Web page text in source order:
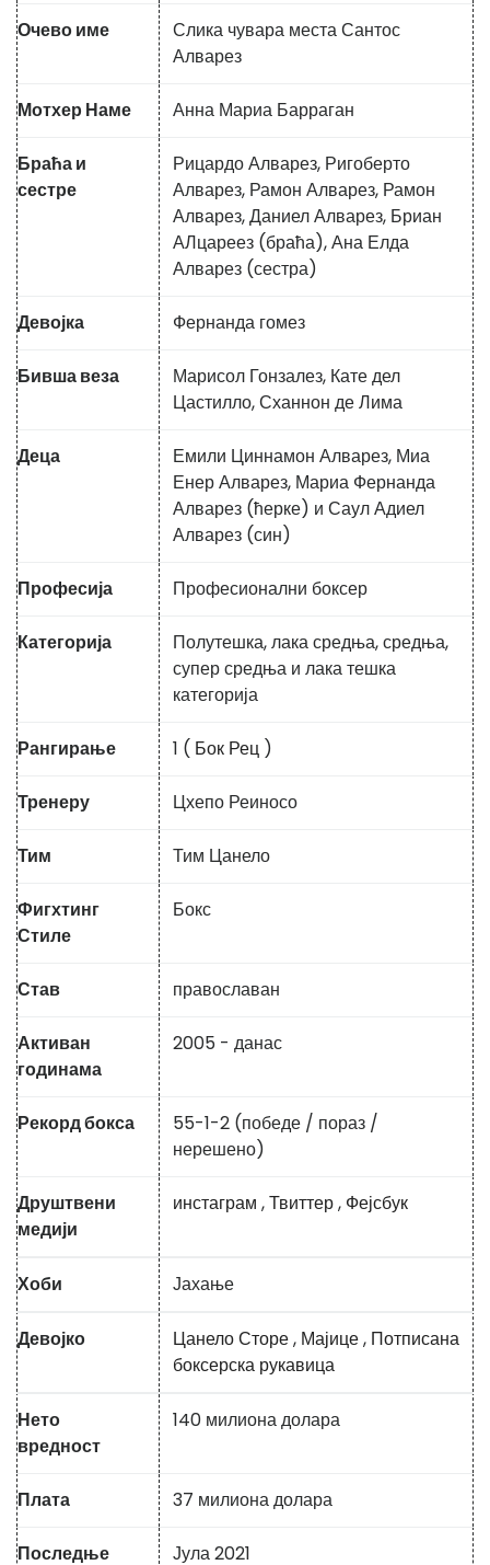
Очево име
Слика чувара места Сантос
Алварез
Мотхер Наме Анна Мариа Барраган
Браћа и
сестре
Рицардо Алварез, Ригоберто
Алварез, Рамон Алварез, Рамон
Алварез, Даниел Алварез, Бриан
АЛцареез (браћа), Ана Елда
Алварез (сестра)
Девојка Фернанда гомез
Бивша веза
Марисол Гонзалез, Кате дел
Цастилло, Сханнон де Лима
Деца
Емили Циннамон Алварез, Миа
Енер Алварез, Мариа Фернанда
Алварез (ћерке) и Саул Адиел
Алварез (син)
Професија Професионални боксер
Категорија
Полутешка, лака средња, средња,
супер средња и лака тешка
категорија
Рангирање 1 ( Бок Рец )
Тренеру Цхепо Реиносо
Тим Тим Цанело
Фигхтинг
Стиле
Бокс
Став православан
Активан
годинама
2005 - данас
Рекорд бокса
55-1-2 (победе / пораз /
нерешено)
Друштвени
медији
инстаграм ,Твиттер, Фејсбук
Хоби Јахање
Девојко Цанело Сторе, Мајице, Потписана
боксерска рукавица
Нето
вредност
140 милиона долара
Плата 37 милиона долара
Последње
Јула 2021